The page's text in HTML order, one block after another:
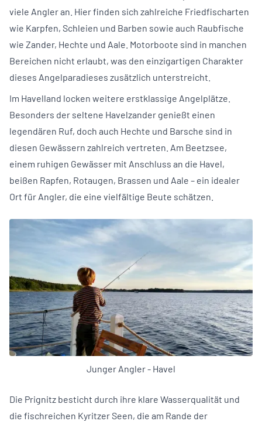
viele Angler an. Hier finden sich zahlreiche Friedfischarten
wie Karpfen, Schleien und Barben sowie auch Raubfische
wie Zander, Hechte und Aale. Motorboote sind in manchen
Bereichen nicht erlaubt, was den einzigartigen Charakter
dieses Angelparadieses zusätzlich unterstreicht.
Im Havelland locken weitere erstklassige Angelplätze.
Besonders der seltene Havelzander genießt einen
legendären Ruf, doch auch Hechte und Barsche sind in
diesen Gewässern zahlreich vertreten. Am Beetzsee,
einem ruhigen Gewässer mit Anschluss an die Havel,
beißen Rapfen, Rotaugen, Brassen und Aale – ein idealer
Ort für Angler, die eine vielfältige Beute schätzen.
Junger Angler - Havel
Die Prignitz besticht durch ihre klare Wasserqualität und
die fischreichen Kyritzer Seen, die am Rande der